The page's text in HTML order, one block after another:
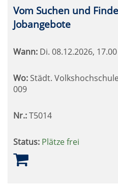
Vom Suchen und
Jobangebote
Wann: Di. 08.12.2026,
Wo: Städt.
009
Nr.:T5014
Status: Plätze frei